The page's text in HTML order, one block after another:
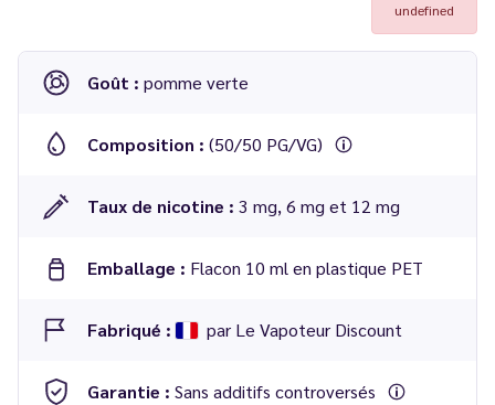
undefined
Goût : pomme verte
Composition : (50/50 PG/VG)
Taux de nicotine : 3 mg, 6 mg et 12 mg
Emballage : Flacon 10 ml en plastique PET
Fabriqué : par Le Vapoteur Discount
Garantie : Sans additifs controversés